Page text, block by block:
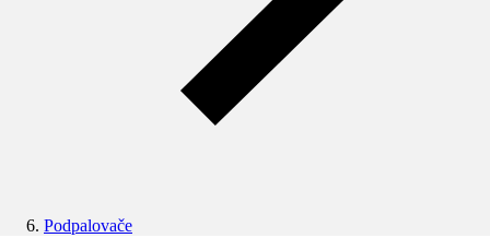
Podpalovače